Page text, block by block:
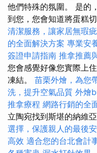
他們特殊的氛圍。 是的
到您，您會知道將蛋糕
清潔服務，讓家居無瑕疵
的全面解決方案 專業安
簽證申請指南 推拿推薦
您會感覺好像您實際上
凍結。 苗栗外燴，為您
洗，提升空氣品質 外燴
推拿療程 網路行銷的全
立陶宛找到斯堪的納維
選擇，保護親人的最後
高效 適合您的台北會計